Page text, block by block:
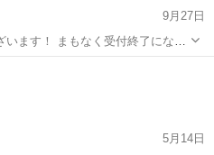
9月27日
います！ まもなく受付終了になり
直接お渡し希望日30
5月14日